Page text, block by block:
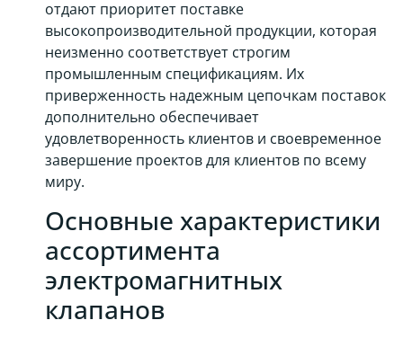
отдают приоритет поставке
высокопроизводительной продукции, которая
неизменно соответствует строгим
промышленным спецификациям. Их
приверженность надежным цепочкам поставок
дополнительно обеспечивает
удовлетворенность клиентов и своевременное
завершение проектов для клиентов по всему
миру.
Основные характеристики
ассортимента
электромагнитных
клапанов